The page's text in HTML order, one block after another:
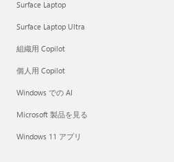
Surface Laptop
Surface Laptop Ultra
組織用 Copilot
個人用 Copilot
Windows での AI
Microsoft 製品を見る
Windows 11 アプリ